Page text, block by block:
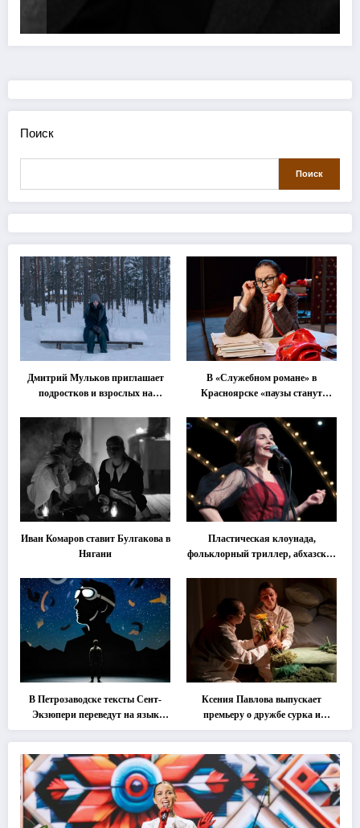
Поиск
Поиск
Дмитрий Мульков приглашает
подростков и взрослых на
В «Служебном романе» в
Красноярске «паузы станут
Иван Комаров ставит Булгакова в
Нягани
Пластическая клоунада,
фольклорный триллер, абхазская
втором этапе фестиваля
«Монокль»
В Петрозаводске тексты Сент-
Экзюпери переведут на язык
современной хореографии
Ксения Павлова выпускает
премьеру о дружбе сурка и
одуванчика